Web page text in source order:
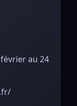
au 24